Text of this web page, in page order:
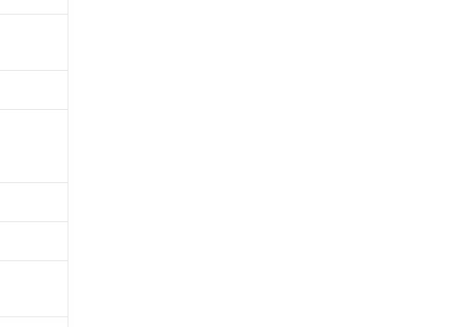
て、当社および当社の共同利用者
範囲で利用することをご了承くだ
1.共同利用者の範囲」に記載されて
を証明するものではありません。
での期間は出荷製品に未対応品が
がない限り、2022年1月12日よ
す。
深刻な影響を及ぼさない年数を意